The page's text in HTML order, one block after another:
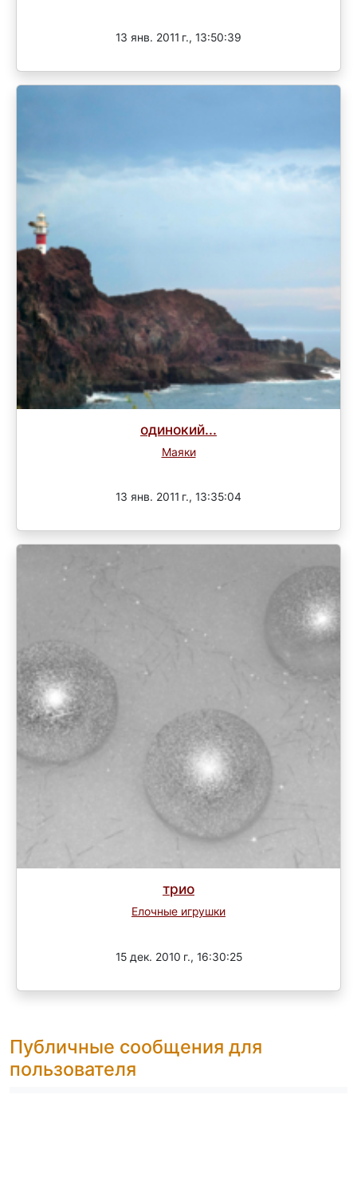
13 янв. 2011 г., 13:50:39
одинокий...
Маяки
13 янв. 2011 г., 13:35:04
трио
Елочные игрушки
15 дек. 2010 г., 16:30:25
Публичные сообщения для
пользователя